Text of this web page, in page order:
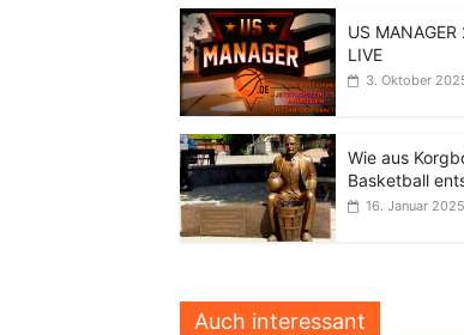
US
LIVE
3. Oktober
Wie aus
Basketball
16. Januar 2025
Auch interessant